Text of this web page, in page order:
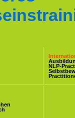
NLP-